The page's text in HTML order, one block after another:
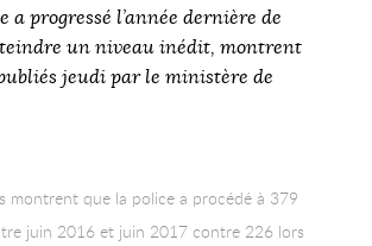
a progressé l’année dernière de
un niveau inédit, montrent
jeudi par le ministère de
montrent que la police a procédé à 379
juin 2016 et juin 2017 contre 226 lors